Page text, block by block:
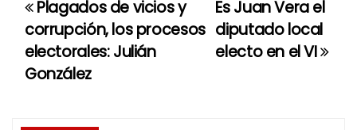
N
a
v
Es Juan Vera el
diputado local
electo en el VI
Plagados de vicios y
corrupción, los procesos
electorales: Julián
González